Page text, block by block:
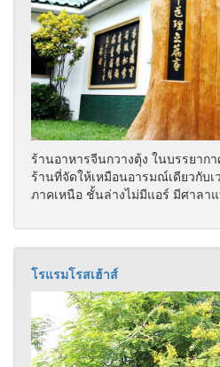
ร้านอาหารจีนกวางตุ้ง ในบรรยาก
ร้านที่จัดให้เหมือนอารมณ์เดียวกับ
ภาคเหนือ ชั้นล่างไม่มีแอร์ มีศาลา
โรแรมโรสเฮ้าส์